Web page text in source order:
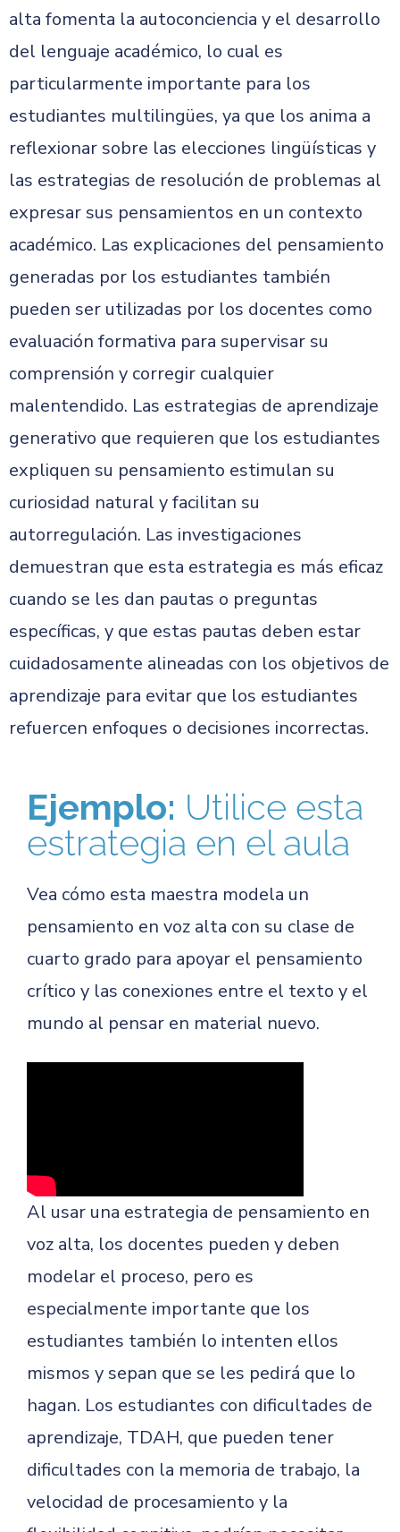
alta fomenta la autoconciencia y el desarrollo
del lenguaje académico, lo cual es
particularmente importante para los
estudiantes multilingües, ya que los anima a
reflexionar sobre las elecciones lingüísticas y
las estrategias de resolución de problemas al
expresar sus pensamientos en un contexto
académico. Las explicaciones del pensamiento
generadas por los estudiantes también
pueden ser utilizadas por los docentes como
evaluación formativa para supervisar su
comprensión y corregir cualquier
malentendido. Las estrategias de aprendizaje
generativo que requieren que los estudiantes
expliquen su pensamiento estimulan su
curiosidad natural y facilitan su
autorregulación. Las investigaciones
demuestran que esta estrategia es más eficaz
cuando se les dan pautas o preguntas
específicas, y que estas pautas deben estar
cuidadosamente alineadas con los objetivos de
aprendizaje para evitar que los estudiantes
refuercen enfoques o decisiones incorrectas.
Ejemplo: Utilice esta
estrategia en el aula
Vea cómo esta maestra modela un
pensamiento en voz alta con su clase de
cuarto grado para apoyar el pensamiento
crítico y las conexiones entre el texto y el
mundo al pensar en material nuevo.
Al usar una estrategia de pensamiento en
voz alta, los docentes pueden y deben
modelar el proceso, pero es
especialmente importante que los
estudiantes también lo intenten ellos
mismos y sepan que se les pedirá que lo
hagan. Los estudiantes con dificultades de
aprendizaje, TDAH, que pueden tener
dificultades con la memoria de trabajo, la
velocidad de procesamiento y la